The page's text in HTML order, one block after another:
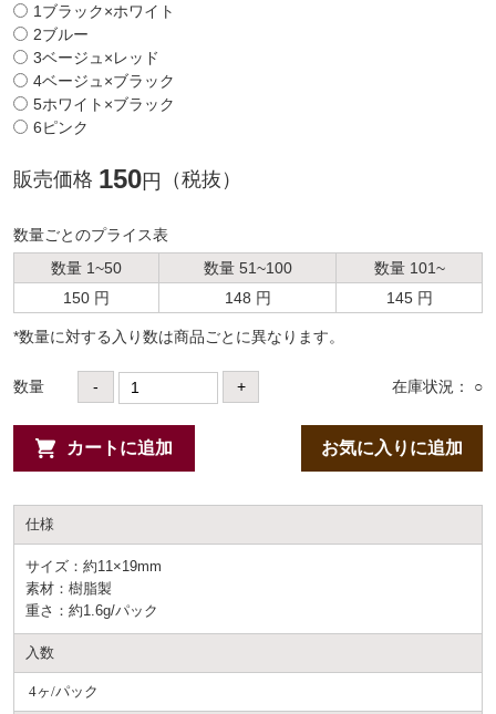
1ブラック×ホワイト
2ブルー
3ベージュ×レッド
4ベージュ×ブラック
5ホワイト×ブラック
6ピンク
販売価格 150円 （税抜）
数量ごとのプライス表
数量 1~50
数量 51~100
数量 101~
150 円
148 円 145 円
*数量に対する⼊り数は商品ごとに異なります。
数量 - + 在庫状況： ○
カートに追加 お気に入りに追加
仕様
サイズ：約11×19mm
素材：樹脂製
重さ：約1.6g/パック
入数
4ヶ/パック